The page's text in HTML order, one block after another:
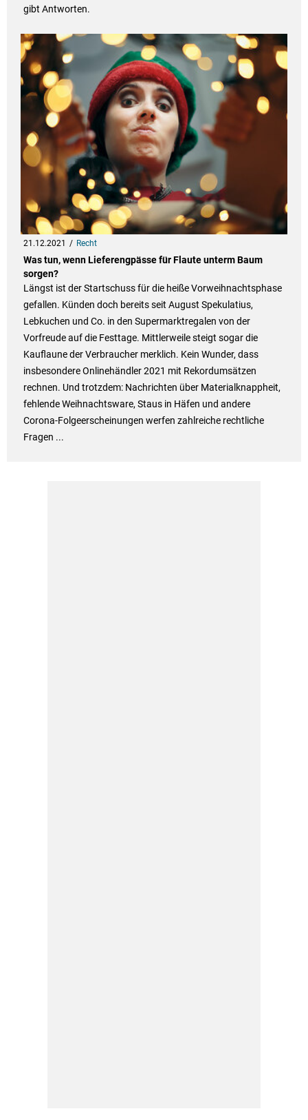
gibt Antworten.
21.12.2021 Recht
Was tun, wenn Lieferengpässe für Flaute unterm Baum
sorgen?
Längst ist der Startschuss für die heiße Vorweihnachtsphase
gefallen. Künden doch bereits seit August Spekulatius,
Lebkuchen und Co. in den Supermarktregalen von der
Vorfreude auf die Festtage. Mittlerweile steigt sogar die
Kauflaune der Verbraucher merklich. Kein Wunder, dass
insbesondere Onlinehändler 2021 mit Rekordumsätzen
rechnen. Und trotzdem: Nachrichten über Materialknappheit,
fehlende Weihnachtsware, Staus in Häfen und andere
Corona-Folgeerscheinungen werfen zahlreiche rechtliche
Fragen ...